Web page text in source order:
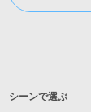
シーンで選ぶ